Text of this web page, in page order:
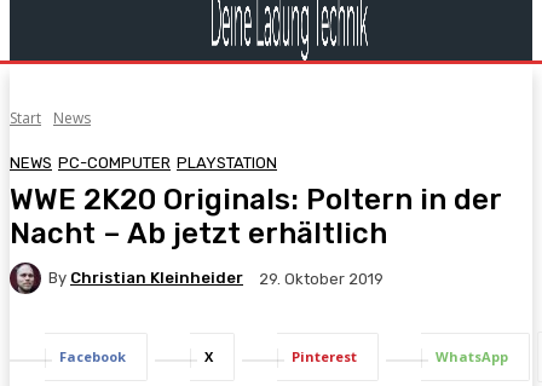
Start News
NEWS PC-COMPUTER PLAYSTATION
WWE 2K20 Originals: Poltern in der
Nacht – Ab jetzt erhältlich
By Christian Kleinheider 29. Oktober 2019
Facebook X Pinterest WhatsApp